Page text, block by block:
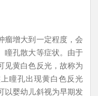
瘤增大到一定程度，会
瞳孔散大等症状。由于
见黄白色反光，故称为
瞳孔出现黄白色反光
以婴幼儿斜视为早期发